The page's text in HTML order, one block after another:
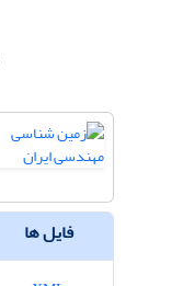
فایل ها